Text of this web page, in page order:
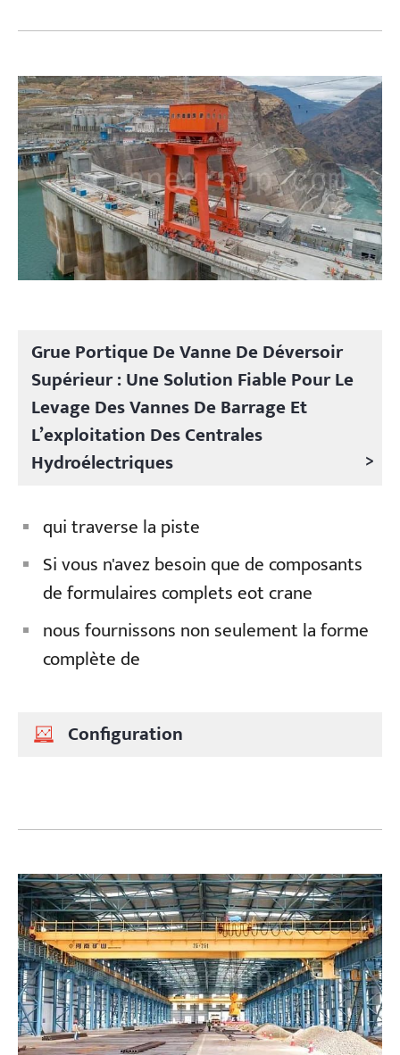
Grue Portique De Vanne De Déversoir
Supérieur : Une Solution Fiable Pour Le
Levage Des Vannes De Barrage Et
L’exploitation Des Centrales
Hydroélectriques
>
qui traverse la piste
Si vous n'avez besoin que de composants
de formulaires complets eot crane
nous fournissons non seulement la forme
complète de
Configuration